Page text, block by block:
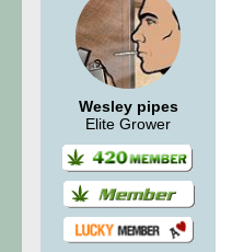
Wesley pipes
Elite Grower